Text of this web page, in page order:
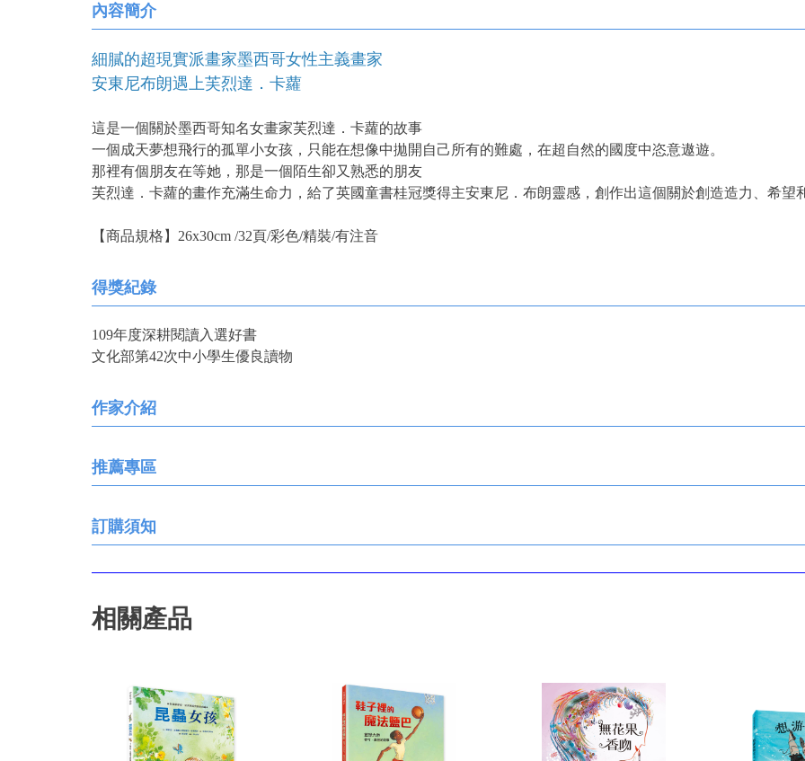
內容簡介
細膩的超現實派畫家墨西哥女性主義畫家
安東尼布朗遇上芙烈達．卡蘿
這是一個關於墨西哥知名女畫家芙烈達．卡蘿的故事
一個成天夢想飛行的孤單小女孩，只能在想像中拋開自己所有的難處，在超自然的國度中恣意遨遊。
那裡有個朋友在等她，那是一個陌生卻又熟悉的朋友
芙烈達．卡蘿的畫作充滿生命力，給了英國童書桂冠獎得主安東尼．布朗靈感，創作出這個關於創造造力、希望
【商品規格】26x30cm /32頁/彩色/精裝/有注音
得獎紀錄
109年度深耕閱讀入選好書
文化部第42次中小學生優良讀物
作家介紹
推薦專區
訂購須知
相關產品